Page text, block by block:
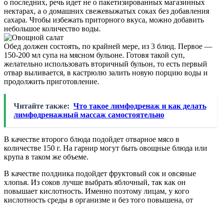
о последних, речь идет не о пакетизированных магазинных
нектарах, а о домашних свежевыжатых соках без добавления
сахара. Чтобы избежать приторного вкуса, можно добавить
небольшое количество воды.
Обед должен состоять, по крайней мере, из 3 блюд. Первое —
150-200 мл супа на мясном бульоне. Готовя такой суп,
желательно использовать вторичный бульон, то есть первый
отвар выливается, в кастрюлю залить новую порцию воды и
продолжить приготовление.
Читайте также: Что такое лимфодренаж и как делать
лимфодренажный массаж самостоятельно
В качестве второго блюда подойдет отварное мясо в
количестве 150 г. На гарнир могут быть овощные блюда или
крупа в таком же объеме.
В качестве полдника подойдет фруктовый сок и овсяные
хлопья. Из соков лучше выбрать яблочный, так как он
повышает кислотность. Именно поэтому лицам, у кого
кислотность среды в организме и без того повышена, от